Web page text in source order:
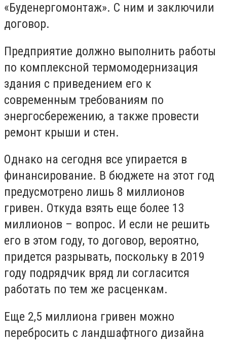
«Буденергомонтаж». С ним и заключили
договор.
Предприятие должно выполнить работы
по комплексной термомодернизация
здания с приведением его к
современным требованиям по
энергосбережению, а также провести
ремонт крыши и стен.
Однако на сегодня все упирается в
финансирование. В бюджете на этот год
предусмотрено лишь 8 миллионов
гривен. Откуда взять еще более 13
миллионов – вопрос. И если не решить
его в этом году, то договор, вероятно,
придется разрывать, поскольку в 2019
году подрядчик вряд ли согласится
работать по тем же расценкам.
Еще 2,5 миллиона гривен можно
перебросить с ландшафтного дизайна